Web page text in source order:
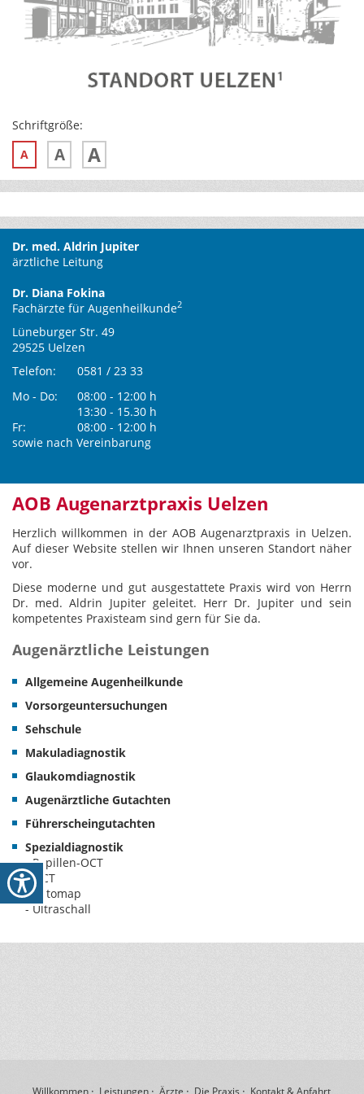
Schriftgröße:
A
A A
Dr. med. Aldrin Jupiter
ärztliche Leitung
Dr. Diana Fokina
Fachärzte für Augenheilkunde2
Lüneburger Str. 49
29525 Uelzen
Telefon:
0581 / 23 33
Mo - Do:
08:00 - 12:00 h
13:30 - 15.30 h
Fr:
08:00 - 12:00 h
sowie nach Vereinbarung
AOB Augenarztpraxis Uelzen
Herzlich willkommen in der AOB Augenarztpraxis in Uelzen.
Auf dieser Website stellen wir Ihnen unseren Standort näher
vor.
Diese moderne und gut ausgestattete Praxis wird von Herrn
Dr. med. Aldrin Jupiter geleitet. Herr Dr. Jupiter und sein
kompetentes Praxisteam sind gern für Sie da.
Augenärztliche Leistungen
Allgemeine Augenheilkunde
Vorsorgeuntersuchungen
Sehschule
Makuladiagnostik
Glaukomdiagnostik
Augenärztliche Gutachten
Führerscheingutachten
Spezialdiagnostik
- Papillen-OCT
- OCT
- optomap
- Ultraschall
Willkommen Leistungen Ärzte Die Praxis Kontakt & Anfahrt